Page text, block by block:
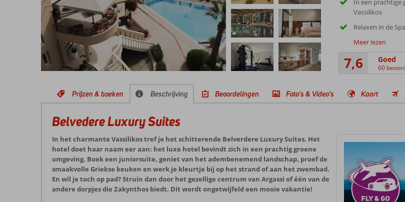
In een prachtige
Vassilikos
Relaxen in de Spa
Meer lezen
7,6 Goed
60
Prijzen & boeken Beschrijving Beoordelingen Foto's & Video's Kaart
Belvedere Luxury Suites
In het charmante Vassilikos tref je het schitterende Belverdere Luxury Suites. Het
hotel doet haar naam eer aan: het luxe hotel bevindt zich in een prachtig groene
omgeving. Boek een juniorsuite, geniet van het adembenemend landschap, proef de
smaakvolle Griekse keuken en werk je kleurtje bij op het strand of aan het zwembad.
En wil je toch op pad? Struin dan door het gezellige centrum van Argassi of één van de
andere dorpjes die Zakynthos biedt. Dit wordt ongetwijfeld een mooie vakantie!